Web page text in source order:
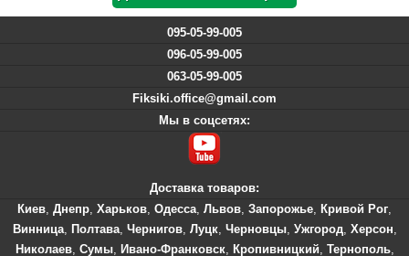
095-05-99-005
096-05-99-005
063-05-99-005
Fiksiki.office@gmail.com
Мы в соцсетях:
Доставка товаров:
Киев, Днепр, Харьков, Одесса, Львов, Запорожье, Кривой Рог,
Винница, Полтава, Чернигов, Луцк, Черновцы, Ужгород, Херсон,
Николаев, Сумы, Ивано-Франковск, Кропивницкий, Тернополь,